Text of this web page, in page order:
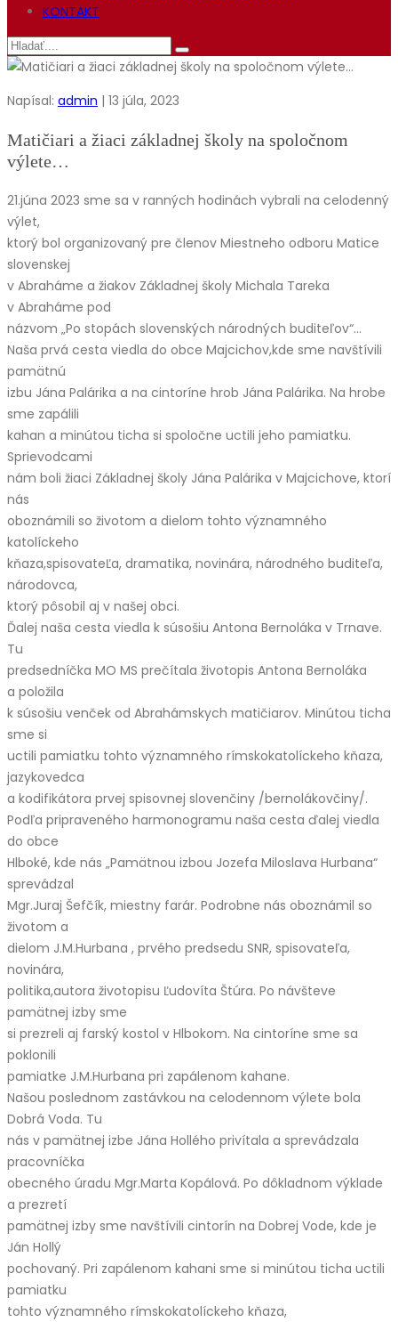
KONTAKT
Napísal: admin | 13 júla, 2023
Matičiari a žiaci základnej školy na spoločnom
výlete…
21.júna 2023 sme sa v ranných hodinách vybrali na celodenný
výlet,
ktorý bol organizovaný pre členov Miestneho odboru Matice
slovenskej
v Abraháme a žiakov Základnej školy Michala Tareka
v Abraháme pod
názvom „Po stopách slovenských národných buditeľov“…
Naša prvá cesta viedla do obce Majcichov,kde sme navštívili
pamätnú
izbu Jána Palárika a na cintoríne hrob Jána Palárika. Na hrobe
sme zapálili
kahan a minútou ticha si spoločne uctili jeho pamiatku.
Sprievodcami
nám boli žiaci Základnej školy Jána Palárika v Majcichove, ktorí
nás
oboznámili so životom a dielom tohto významného
katolíckeho
kňaza,spisovateĽa, dramatika, novinára, národného buditeľa,
národovca,
ktorý pôsobil aj v našej obci.
Ďalej naša cesta viedla k súsošiu Antona Bernoláka v Trnave.
Tu
predsedníčka MO MS prečítala životopis Antona Bernoláka
a položila
k súsošiu venček od Abrahámskych matičiarov. Minútou ticha
sme si
uctili pamiatku tohto významného rímskokatolíckeho kňaza,
jazykovedca
a kodifikátora prvej spisovnej slovenčiny /bernolákovčiny/.
Podľa pripraveného harmonogramu naša cesta ďalej viedla
do obce
Hlboké, kde nás „Pamätnou izbou Jozefa Miloslava Hurbana“
sprevádzal
Mgr.Juraj Šefčík, miestny farár. Podrobne nás oboznámil so
životom a
dielom J.M.Hurbana , prvého predsedu SNR, spisovateľa,
novinára,
politika,autora životopisu Ľudovíta Štúra. Po návšteve
pamätnej izby sme
si prezreli aj farský kostol v Hlbokom. Na cintoríne sme sa
poklonili
pamiatke J.M.Hurbana pri zapálenom kahane.
Našou poslednom zastávkou na celodennom výlete bola
Dobrá Voda. Tu
nás v pamätnej izbe Jána Hollého privítala a sprevádzala
pracovníčka
obecného úradu Mgr.Marta Kopálová. Po dôkladnom výklade
a prezretí
pamätnej izby sme navštívili cintorín na Dobrej Vode, kde je
Ján Hollý
pochovaný. Pri zapálenom kahani sme si minútou ticha uctili
pamiatku
tohto významného rímskokatolíckeho kňaza,